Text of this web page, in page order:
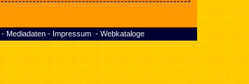
- Mediadaten - Impressum - Webkataloge